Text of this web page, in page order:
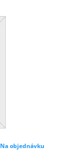
Na objednávku